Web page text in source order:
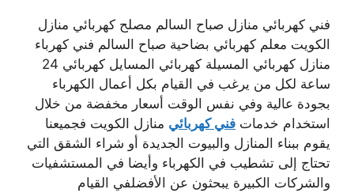
فني كهربائي منازل صباح السالم مصلح كهربائي منازل
الكويت معلم كهربائي بضاحية صباح السالم فني كهرباء
منازل كهربائي المسيلة كهربائي المسايل كهربائي 24
ساعة لكل من يرغب في القيام بكل أعمال الكهرباء
بجودة عالية وفي نفس الوقت أسعار مخفضة من خلال
استخدام خدمات فني كهربائي منازل الكويت فجميعنا
يقوم ببناء المنازل والبيوت الجديدة أو شراء الشقق التي
تحتاج إلى تشطيب في الكهرباء وأيضا في المستشفيات
والشركات الكبيرة يبحثون عن الأفضلفي القيام